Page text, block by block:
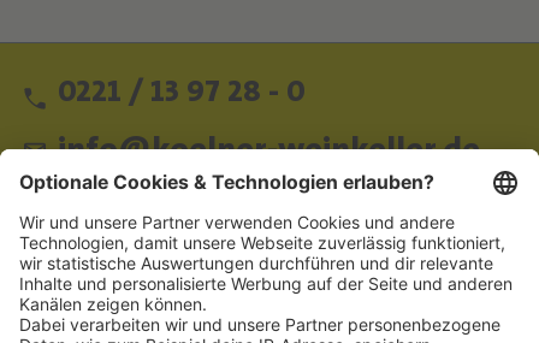
0221 / 13 97 28 - 0
info@koelner-weinkeller.de
Schnellzugriff
ZAHLUNGSMETHODEN